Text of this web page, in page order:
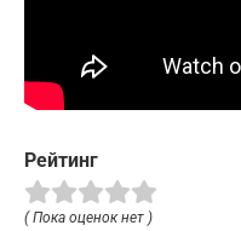
Рейтинг
( Пока оценок нет )